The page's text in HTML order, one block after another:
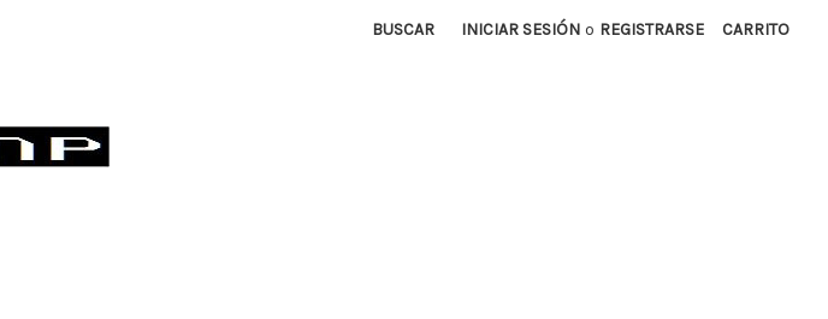
BUSCAR INICIAR SESIÓN o REGISTRARSE CARRITO